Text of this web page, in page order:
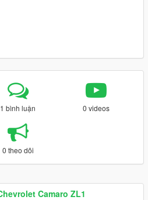
1 bình luận 0 videos
0 theo dõi
Camaro ZL1